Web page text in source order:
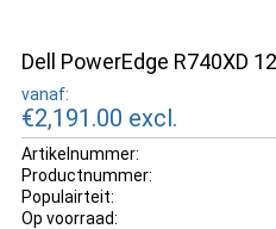
Dell PowerEdge R740XD
vanaf:
€2,191.00 excl.
Artikelnummer:
Productnummer:
Populairteit:
Op voorraad: